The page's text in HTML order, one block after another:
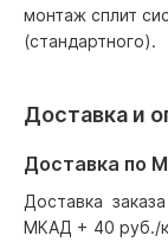
монтаж сплит
(стандартного).
Доставка и
Доставка по
Доставка
МКАД + 40 руб./